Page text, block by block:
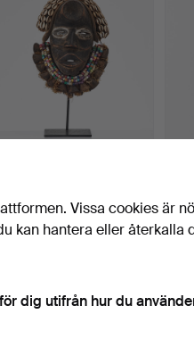
i tr…
19 maj 2026
17 bud
17
Vissa cookies är
kan hantera eller återkalla
dig utifrån hur du